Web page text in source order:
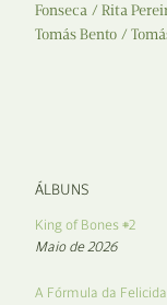
Fonseca
Rita
Tomás Bento
ÁLBUNS
King of Bones #2
Maio de 2026
A Fórmula da